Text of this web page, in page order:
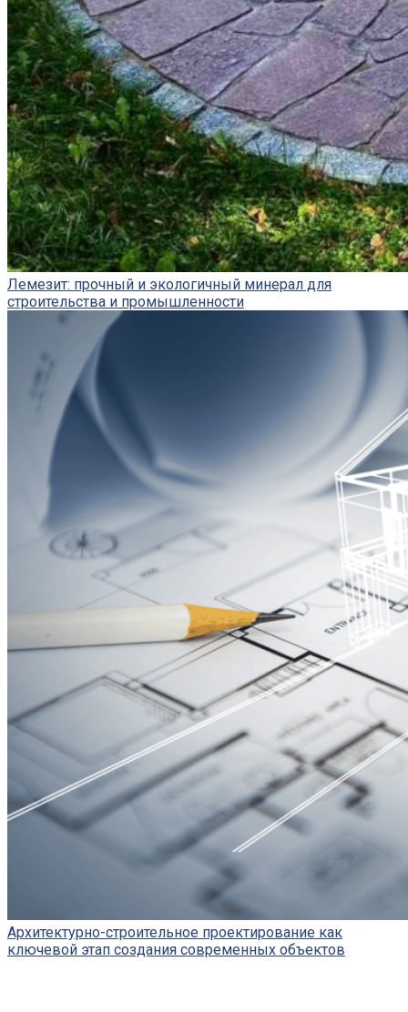
Лемезит: прочный и экологичный минерал для
строительства и промышленности
Архитектурно-строительное проектирование как
ключевой этап создания современных объектов